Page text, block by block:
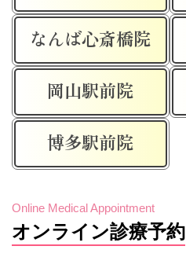
なんば心斎橋院
岡山駅前院
博多駅前院
Online Medical Appointment
オンライン診療予約